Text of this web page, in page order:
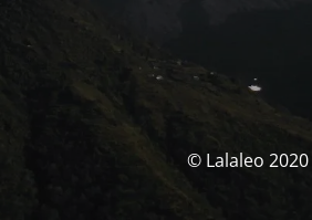
© Lalaleo 2020